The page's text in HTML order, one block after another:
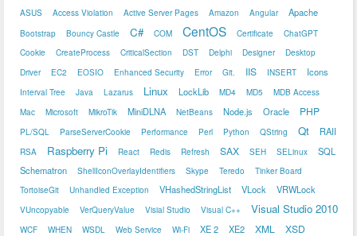
ASUS Access Violation Active Server Pages Amazon Angular Apache
Bootstrap Bouncy Castle C# COM CentOS Certificate
ChatGPT
Cookie
CreateProcess CriticalSection DST Delphi Designer
Desktop
Driver
EC2 EOSIO Enhanced Security Error Git. IIS INSERT Icons
Interval Tree Java Lazarus Linux LockLib MD4 MD5
MDB Access
Mac
Microsoft MikroTik MiniDLNA NetBeans Node.js Oracle PHP
PL/SQL ParseServerCookie Performance Perl Python QString Qt RAII
RSA Raspberry Pi React Redis Refresh SAX SEH SELinux
SQL
Schematron
ShellIconOverlayIdentifiers Skype Teredo
Tinker Board
TortoiseGit
Unhandled Exception VHashedStringList VLock VRWLock
VUncopyable VerQueryValue Visial Studio Visual C++ Visual Studio 2010
WCF WHEN WSDL Web Service Wi-Fi XE 2 XE2 XML XSD